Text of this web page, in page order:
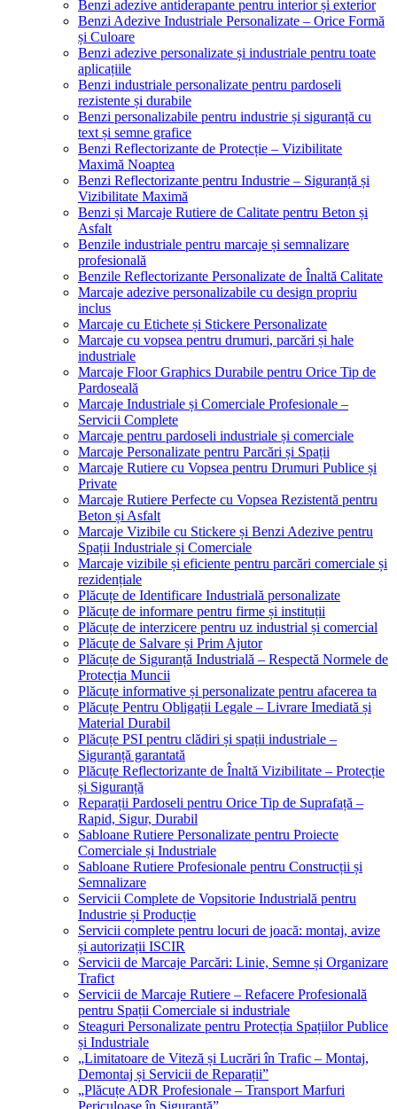
Benzi adezive antiderapante pentru interior și exterior
Benzi Adezive Industriale Personalizate – Orice Formă
și Culoare
Benzi adezive personalizate și industriale pentru toate
aplicațiile
Benzi industriale personalizate pentru pardoseli
rezistente și durabile
Benzi personalizabile pentru industrie și siguranță cu
text și semne grafice
Benzi Reflectorizante de Protecție – Vizibilitate
Maximă Noaptea
Benzi Reflectorizante pentru Industrie – Siguranță și
Vizibilitate Maximă
Benzi și Marcaje Rutiere de Calitate pentru Beton și
Asfalt
Benzile industriale pentru marcaje și semnalizare
profesională
Benzile Reflectorizante Personalizate de Înaltă Calitate
Marcaje adezive personalizabile cu design propriu
inclus
Marcaje cu Etichete și Stickere Personalizate
Marcaje cu vopsea pentru drumuri, parcări și hale
industriale
Marcaje Floor Graphics Durabile pentru Orice Tip de
Pardoseală
Marcaje Industriale și Comerciale Profesionale –
Servicii Complete
Marcaje pentru pardoseli industriale și comerciale
Marcaje Personalizate pentru Parcări și Spații
Marcaje Rutiere cu Vopsea pentru Drumuri Publice și
Private
Marcaje Rutiere Perfecte cu Vopsea Rezistentă pentru
Beton și Asfalt
Marcaje Vizibile cu Stickere și Benzi Adezive pentru
Spații Industriale și Comerciale
Marcaje vizibile și eficiente pentru parcări comerciale și
rezidențiale
Plăcuțe de Identificare Industrială personalizate
Plăcuțe de informare pentru firme și instituții
Plăcuțe de interzicere pentru uz industrial și comercial
Plăcuțe de Salvare și Prim Ajutor
Plăcuțe de Siguranță Industrială – Respectă Normele de
Protecția Muncii
Plăcuțe informative și personalizate pentru afacerea ta
Plăcuțe Pentru Obligații Legale – Livrare Imediată și
Material Durabil
Plăcuțe PSI pentru clădiri și spații industriale –
Siguranță garantată
Plăcuțe Reflectorizante de Înaltă Vizibilitate – Protecție
și Siguranță
Reparații Pardoseli pentru Orice Tip de Suprafață –
Rapid, Sigur, Durabil
Sabloane Rutiere Personalizate pentru Proiecte
Comerciale și Industriale
Sabloane Rutiere Profesionale pentru Construcții și
Semnalizare
Servicii Complete de Vopsitorie Industrială pentru
Industrie și Producție
Servicii complete pentru locuri de joacă: montaj, avize
și autorizații ISCIR
Servicii de Marcaje Parcări: Linie, Semne și Organizare
Trafict
Servicii de Marcaje Rutiere – Refacere Profesională
pentru Spații Comerciale si industriale
Steaguri Personalizate pentru Protecția Spațiilor Publice
și Industriale
„Limitatoare de Viteză și Lucrări în Trafic – Montaj,
Demontaj și Servicii de Reparații”
„Plăcuțe ADR Profesionale – Transport Marfuri
Periculoase în Siguranță”